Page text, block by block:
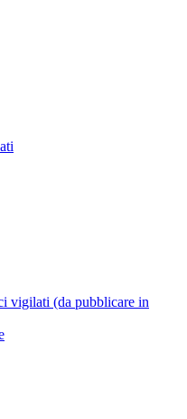
vigilati (da pubblicare in